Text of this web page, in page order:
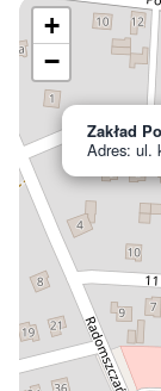
Zakład
Adres: ul.
+
−